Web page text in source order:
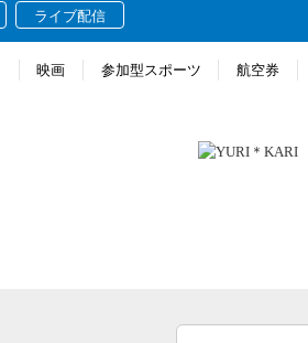
ライブ配信
映画 参加型スポーツ 航空券